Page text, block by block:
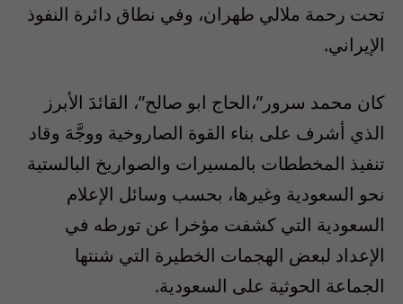
تحت رحمة ملالي طهران، وفي نطاق دائرة النفوذ
الإيراني.
كان محمد سرور”،الحاج ابو صالح”، القائدَ الأبرز
الذي أشرف على بناء القوة الصاروخية ووجَّهَ وقاد
تنفيذ المخططات بالمسيرات والصواريخ البالستية
نحو السعودية وغيرها، بحسب وسائل الإعلام
السعودية التي كشفت مؤخرا عن تورطه في
الإعداد لبعض الهجمات الخطيرة التي شنتها
الجماعة الحوثية على السعودية.